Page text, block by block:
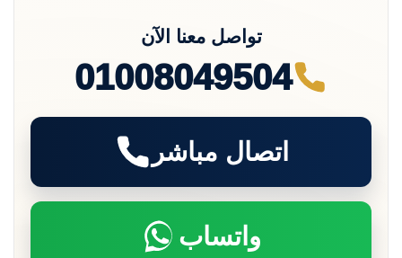
تواصل معنا الآن
01008049504
اتصال مباشر
واتساب